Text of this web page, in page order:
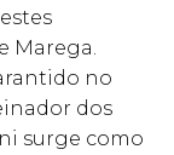
Marega.
no
dos
surge como